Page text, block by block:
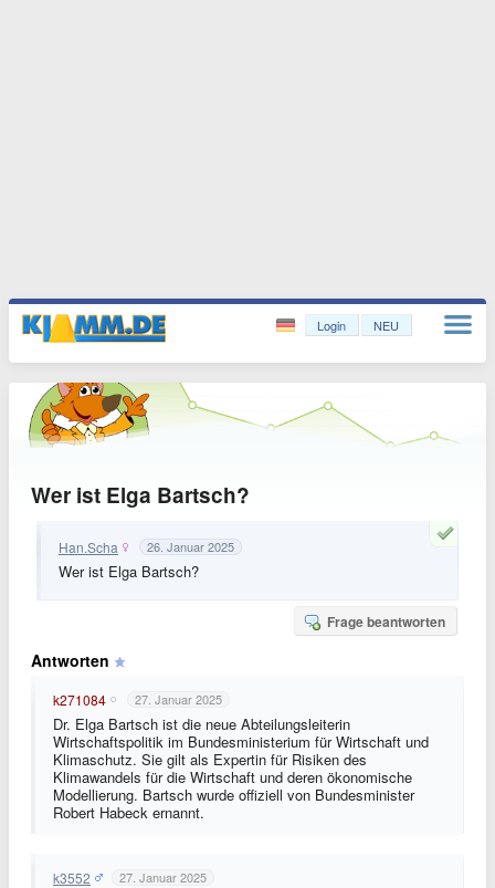
Login NEU
Wer ist Elga Bartsch?
Han.Scha 26. Januar 2025
Wer ist Elga Bartsch?
Frage beantworten
Antworten
k271084 27. Januar 2025
Dr. Elga Bartsch ist die neue Abteilungsleiterin
Wirtschaftspolitik im Bundesministerium für Wirtschaft und
Klimaschutz. Sie gilt als Expertin für Risiken des
Klimawandels für die Wirtschaft und deren ökonomische
Modellierung. Bartsch wurde offiziell von Bundesminister
Robert Habeck ernannt.
k3552 27. Januar 2025